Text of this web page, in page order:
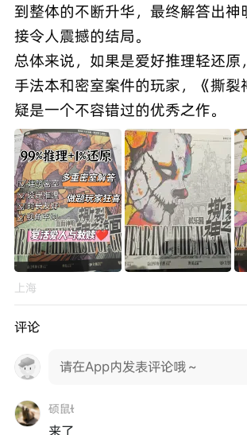
到整体的不断升华，最终解答出神
接令人震撼的结局。
总体来说，如果是爱好推理轻还原
手法本和密室案件的玩家，《撕裂
疑是一个不容错过的优秀之作。
上海
评论
请在App内发表评论哦～
硕鼠
来了